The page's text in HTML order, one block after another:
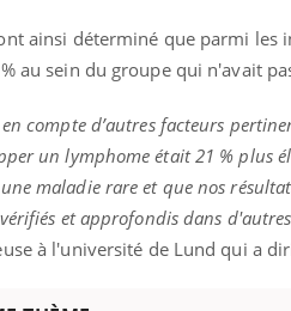
ainsi déterminé que parmi
au sein du groupe qui n'avait
compte d’autres facteurs
un lymphome était 21 % plus
maladie rare et que nos
et approfondis dans
à l'université de Lund qui a